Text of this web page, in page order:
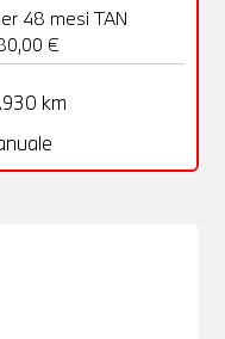
48 mesi TAN
€
km